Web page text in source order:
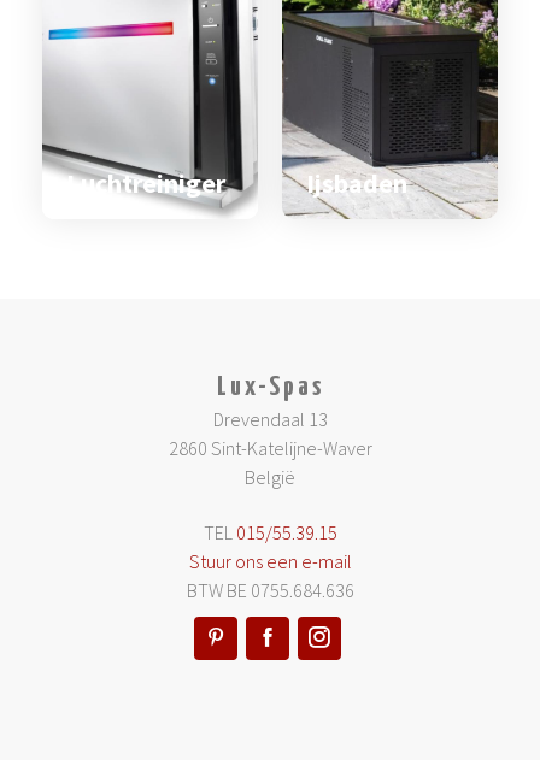
Luchtreiniger Ijsbaden
Lux-Spas
Drevendaal 13
2860 Sint-Katelijne-Waver
België
TEL 015/55.39.15
Stuur ons een e-mail
BTW BE 0755.684.636